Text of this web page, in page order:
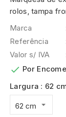
rolos, tampa
Marca
Referência
Valor s/ IVA
 Por
Largura : 62